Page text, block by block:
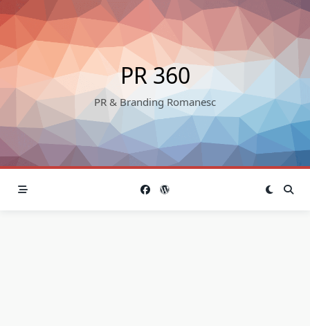
Skip
to
content
PR 360
PR & Branding Romanesc